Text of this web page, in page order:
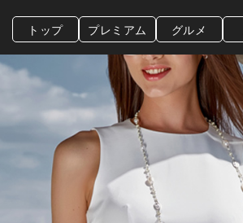
トップ プレミアム グルメ